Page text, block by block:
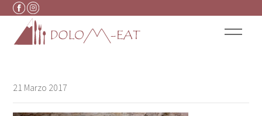
Vai al contenuto
21 Marzo 2017